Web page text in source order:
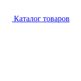
Каталог товаров